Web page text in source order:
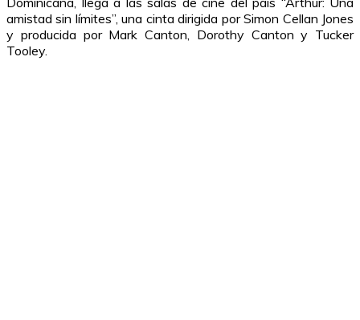
amistad sin límites”, una cinta dirigida por Simon Cellan Jones
y producida por Mark Canton, Dorothy Canton y Tucker
Tooley.